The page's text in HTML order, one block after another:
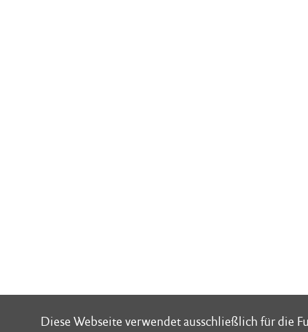
Diese Webseite verwendet ausschließlich für die
Diese Webseite verwendet ausschließlich für die